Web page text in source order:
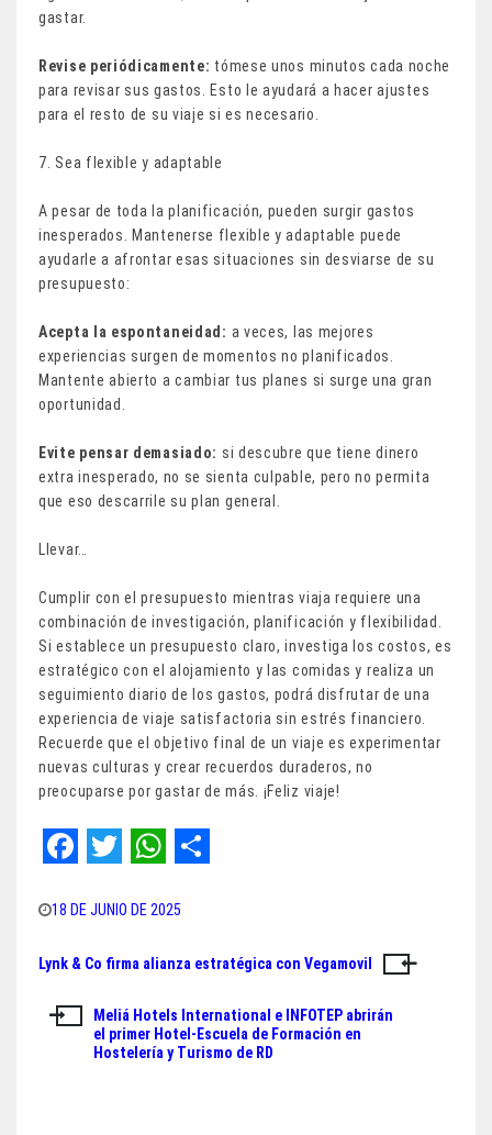
gastar.
Revise periódicamente: tómese unos minutos cada noche
para revisar sus gastos. Esto le ayudará a hacer ajustes
para el resto de su viaje si es necesario.
7. Sea flexible y adaptable
A pesar de toda la planificación, pueden surgir gastos
inesperados. Mantenerse flexible y adaptable puede
ayudarle a afrontar esas situaciones sin desviarse de su
presupuesto:
Acepta la espontaneidad: a veces, las mejores
experiencias surgen de momentos no planificados.
Mantente abierto a cambiar tus planes si surge una gran
oportunidad.
Evite pensar demasiado: si descubre que tiene dinero
extra inesperado, no se sienta culpable, pero no permita
que eso descarrile su plan general.
Llevar…
Cumplir con el presupuesto mientras viaja requiere una
combinación de investigación, planificación y flexibilidad.
Si establece un presupuesto claro, investiga los costos, es
estratégico con el alojamiento y las comidas y realiza un
seguimiento diario de los gastos, podrá disfrutar de una
experiencia de viaje satisfactoria sin estrés financiero.
Recuerde que el objetivo final de un viaje es experimentar
nuevas culturas y crear recuerdos duraderos, no
preocuparse por gastar de más. ¡Feliz viaje!
a
c
e
b
w
i
t
e
h
a
s
A
h
a
e
18 DE JUNIO DE 2025
Navegación
de
entradas
Lynk & Co firma alianza estratégica con Vegamovil
Meliá Hotels International e INFOTEP abrirán
el primer Hotel-Escuela de Formación en
Hostelería y Turismo de RD